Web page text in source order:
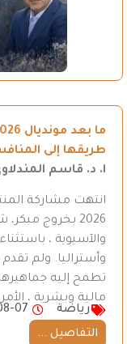
طريقها إلى
ا. د. قاسم
انتهت مشاركة
2026 بخروج
والآسيوية ،
وأستراليا. ولم
تطمح إليه
مالية وبشرية ،
رياضة
07
التفاصيل ...